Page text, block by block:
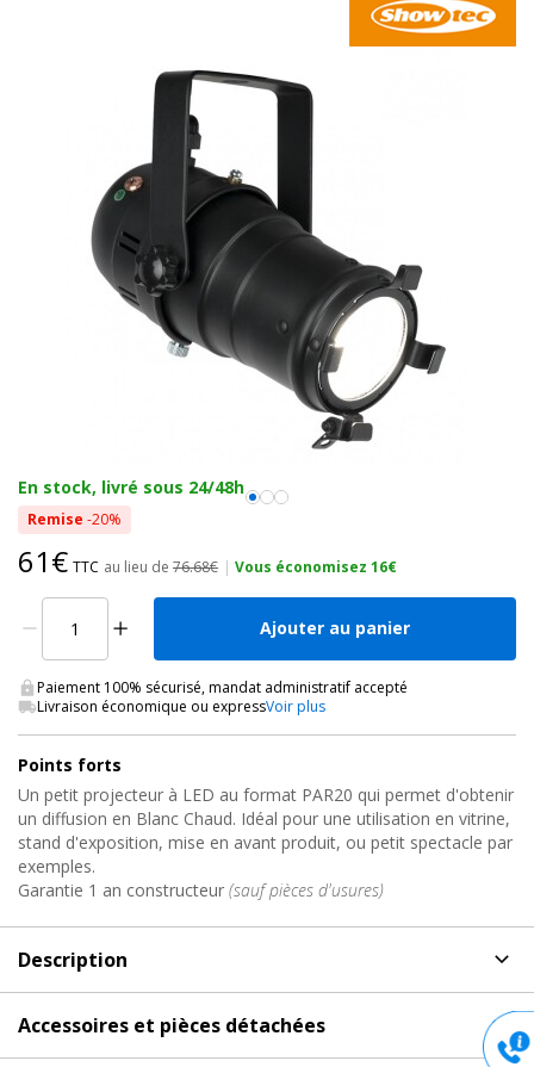
En stock, livré sous 24/48h
Remise -20%
61€ TTC au lieu de 76.68€ | Vous économisez 16€
Ajouter au panier
Paiement 100% sécurisé, mandat administratif accepté
Livraison économique ou expressVoir plus
Points forts
Un petit projecteur à LED au format PAR20 qui permet d'obtenir
un diffusion en Blanc Chaud. Idéal pour une utilisation en vitrine,
stand d'exposition, mise en avant produit, ou petit spectacle par
exemples.
Garantie 1 an constructeur (sauf pièces d'usures)
Description
Showtec
Accessoires et pièces détachées